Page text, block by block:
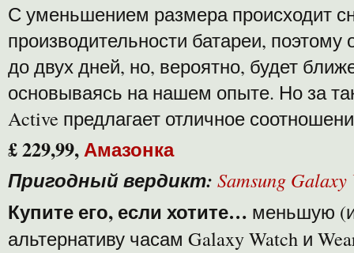
С уменьшением размера происходит
производительности батареи, поэтому
до двух дней, но, вероятно, будет
основываясь на нашем опыте. Но за
Active предлагает отличное
£ 229,99,Амазонка
Пригодный вердикт: Samsung
Купите его, если хотите… меньшую
альтернативу часам Galaxy Watch и